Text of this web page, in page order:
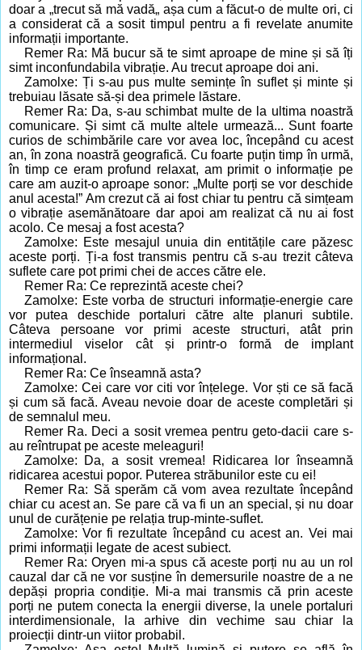
doar a „trecut să mă vadă„ așa cum a făcut-o de multe ori, ci
a considerat că a sosit timpul pentru a fi revelate anumite
informații importante.
Remer Ra: Mă bucur să te simt aproape de mine și să îți
simt inconfundabila vibrație. Au trecut aproape doi ani.
Zamolxe: Ți s-au pus multe semințe în suflet și minte și
trebuiau lăsate să-și dea primele lăstare.
Remer Ra: Da, s-au schimbat multe de la ultima noastră
comunicare. Și simt că multe altele urmează... Sunt foarte
curios de schimbările care vor avea loc, începând cu acest
an, în zona noastră geografică. Cu foarte puțin timp în urmă,
în timp ce eram profund relaxat, am primit o informație pe
care am auzit-o aproape sonor: „Multe porți se vor deschide
anul acesta!” Am crezut că ai fost chiar tu pentru că simțeam
o vibrație asemănătoare dar apoi am realizat că nu ai fost
acolo. Ce mesaj a fost acesta?
Zamolxe: Este mesajul unuia din entitățile care păzesc
aceste porți. Ți-a fost transmis pentru că s-au trezit câteva
suflete care pot primi chei de acces către ele.
Remer Ra: Ce reprezintă aceste chei?
Zamolxe: Este vorba de structuri informație-energie care
vor putea deschide portaluri către alte planuri subtile.
Câteva persoane vor primi aceste structuri, atât prin
intermediul viselor cât și printr-o formă de implant
informațional.
Remer Ra: Ce înseamnă asta?
Zamolxe: Cei care vor citi vor înțelege. Vor ști ce să facă
și cum să facă. Aveau nevoie doar de aceste completări și
de semnalul meu.
Remer Ra. Deci a sosit vremea pentru geto-dacii care s-
au reîntrupat pe aceste meleaguri!
Zamolxe: Da, a sosit vremea! Ridicarea lor înseamnă
ridicarea acestui popor. Puterea străbunilor este cu ei!
Remer Ra: Să sperăm că vom avea rezultate începând
chiar cu acest an. Se pare că va fi un an special, și nu doar
unul de curățenie pe relația trup-minte-suflet.
Zamolxe: Vor fi rezultate începând cu acest an. Vei mai
primi informații legate de acest subiect.
Remer Ra: Oryen mi-a spus că aceste porți nu au un rol
cauzal dar că ne vor susține în demersurile noastre de a ne
depăși propria condiție. Mi-a mai transmis că prin aceste
porți ne putem conecta la energii diverse, la unele portaluri
interdimensionale, la arhive din vechime sau chiar la
proiecții dintr-un viitor probabil.